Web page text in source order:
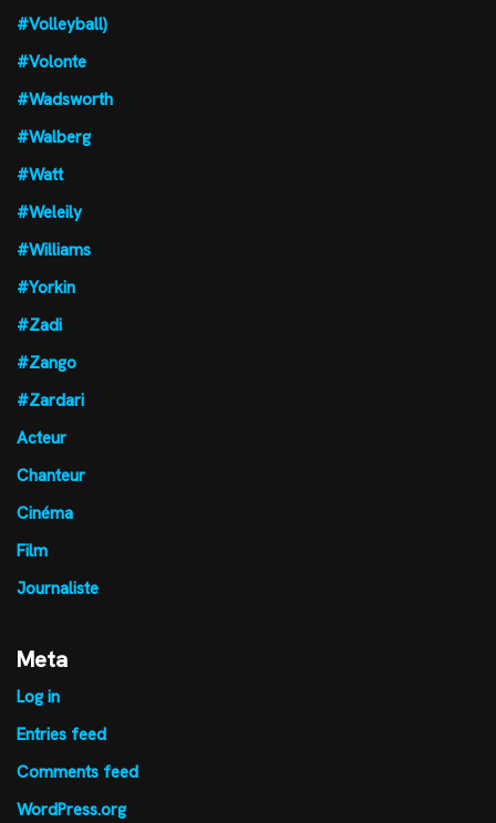
#Volleyball)
#Volonte
#Wadsworth
#Walberg
#Watt
#Weleily
#Williams
#Yorkin
#Zadi
#Zango
#Zardari
Acteur
Chanteur
Cinéma
Film
Journaliste
Meta
Log in
Entries feed
Comments feed
WordPress.org